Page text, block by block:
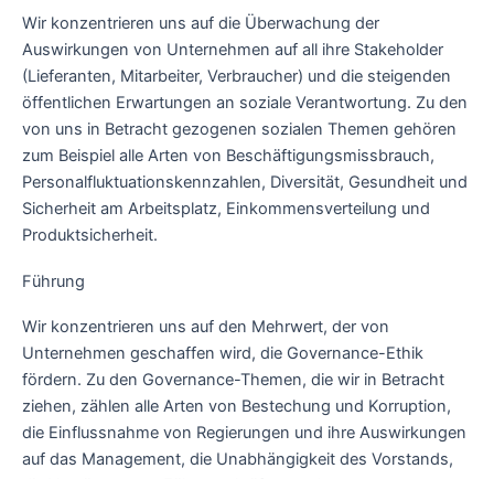
Wir konzentrieren uns auf die Überwachung der
Auswirkungen von Unternehmen auf all ihre Stakeholder
(Lieferanten, Mitarbeiter, Verbraucher) und die steigenden
öffentlichen Erwartungen an soziale Verantwortung. Zu den
von uns in Betracht gezogenen sozialen Themen gehören
zum Beispiel alle Arten von Beschäftigungsmissbrauch,
Personalfluktuationskennzahlen, Diversität, Gesundheit und
Sicherheit am Arbeitsplatz, Einkommensverteilung und
Produktsicherheit.
Führung
Wir konzentrieren uns auf den Mehrwert, der von
Unternehmen geschaffen wird, die Governance-Ethik
fördern. Zu den Governance-Themen, die wir in Betracht
ziehen, zählen alle Arten von Bestechung und Korruption,
die Einflussnahme von Regierungen und ihre Auswirkungen
auf das Management, die Unabhängigkeit des Vorstands,